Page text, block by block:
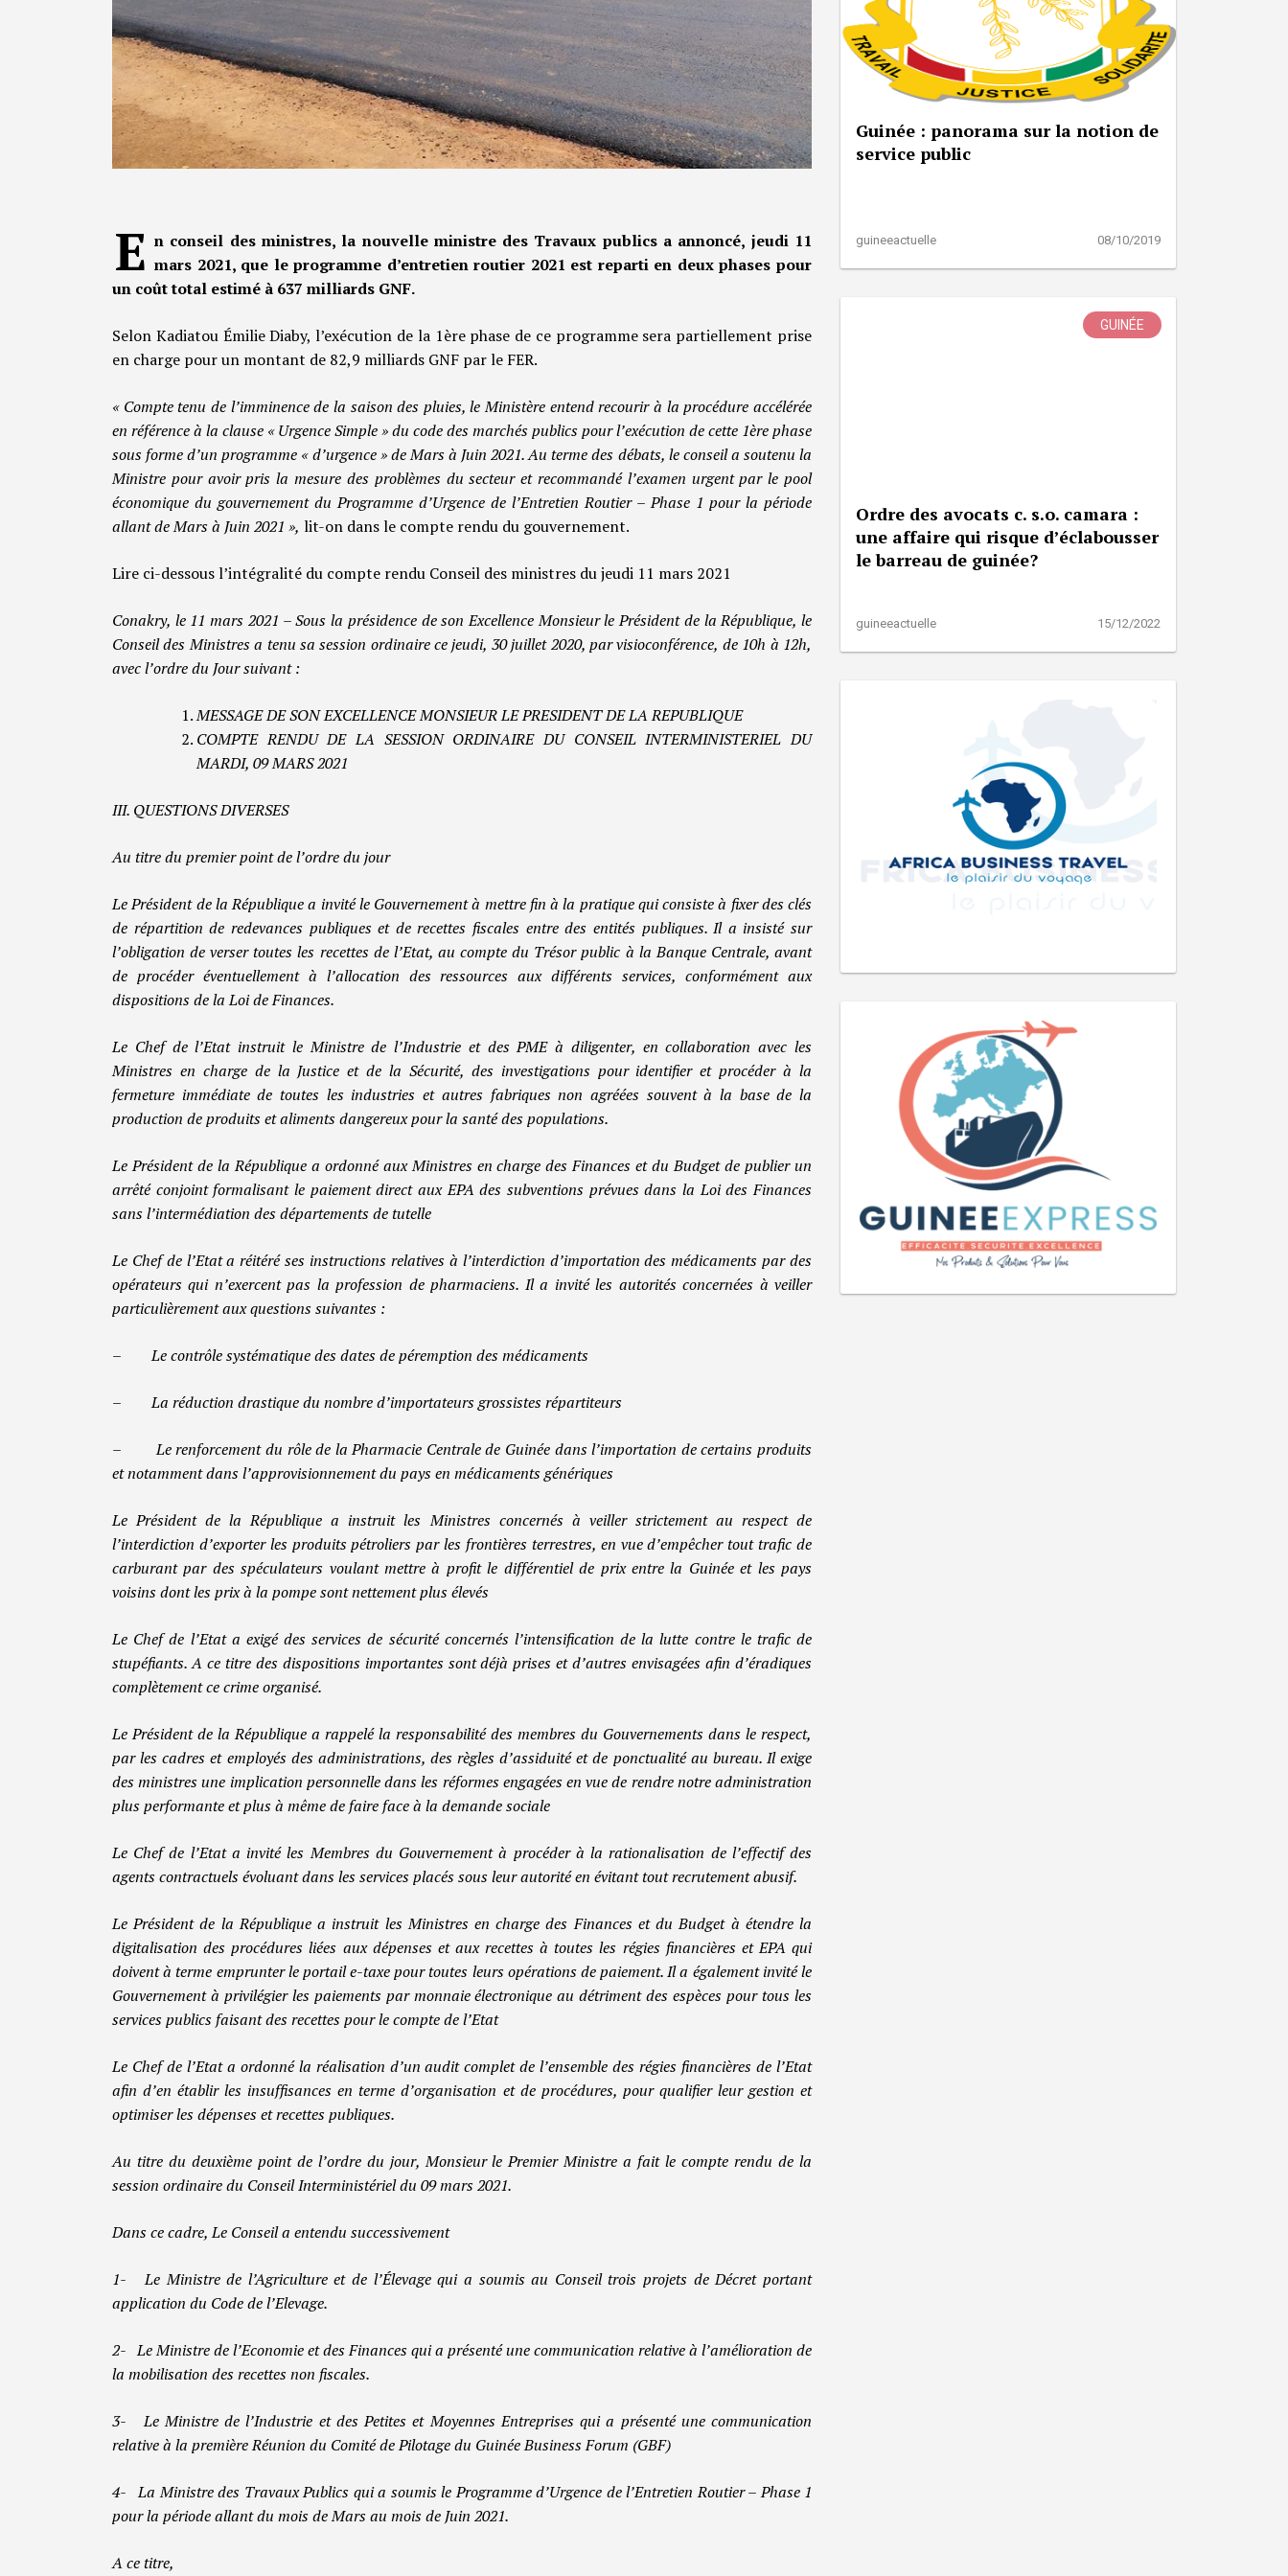
E n conseil des ministres, la nouvelle ministre des Travaux publics a annoncé, jeudi 11
mars 2021, que le programme d’entretien routier 2021 est reparti en deux phases pour
un coût total estimé à 637 milliards GNF.
Selon Kadiatou Émilie Diaby, l’exécution de la 1ère phase de ce programme sera partiellement prise
en charge pour un montant de 82,9 milliards GNF par le FER.
« Compte tenu de l’imminence de la saison des pluies, le Ministère entend recourir à la procédure accélérée
en référence à la clause « Urgence Simple » du code des marchés publics pour l’exécution de cette 1ère phase
sous forme d’un programme « d’urgence » de Mars à Juin 2021. Au terme des débats, le conseil a soutenu la
Ministre pour avoir pris la mesure des problèmes du secteur et recommandé l’examen urgent par le pool
économique du gouvernement du Programme d’Urgence de l’Entretien Routier – Phase 1 pour la période
allant de Mars à Juin 2021 », lit-on dans le compte rendu du gouvernement.
Lire ci-dessous l’intégralité du compte rendu Conseil des ministres du jeudi 11 mars 2021
Conakry, le 11 mars 2021 – Sous la présidence de son Excellence Monsieur le Président de la République, le
Conseil des Ministres a tenu sa session ordinaire ce jeudi, 30 juillet 2020, par visioconférence, de 10h à 12h,
avec l’ordre du Jour suivant :
MESSAGE DE SON EXCELLENCE MONSIEUR LE PRESIDENT DE LA REPUBLIQUE
COMPTE RENDU DE LA SESSION ORDINAIRE DU CONSEIL INTERMINISTERIEL DU
MARDI, 09 MARS 2021
III. QUESTIONS DIVERSES
Au titre du premier point de l’ordre du jour
Le Président de la République a invité le Gouvernement à mettre fin à la pratique qui consiste à fixer des clés
de répartition de redevances publiques et de recettes fiscales entre des entités publiques. Il a insisté sur
l’obligation de verser toutes les recettes de l’Etat, au compte du Trésor public à la Banque Centrale, avant
de procéder éventuellement à l’allocation des ressources aux différents services, conformément aux
dispositions de la Loi de Finances.
Le Chef de l’Etat instruit le Ministre de l’Industrie et des PME à diligenter, en collaboration avec les
Ministres en charge de la Justice et de la Sécurité, des investigations pour identifier et procéder à la
fermeture immédiate de toutes les industries et autres fabriques non agréées souvent à la base de la
production de produits et aliments dangereux pour la santé des populations.
Le Président de la République a ordonné aux Ministres en charge des Finances et du Budget de publier un
arrêté conjoint formalisant le paiement direct aux EPA des subventions prévues dans la Loi des Finances
sans l’intermédiation des départements de tutelle
Le Chef de l’Etat a réitéré ses instructions relatives à l’interdiction d’importation des médicaments par des
opérateurs qui n’exercent pas la profession de pharmaciens. Il a invité les autorités concernées à veiller
particulièrement aux questions suivantes :
– Le contrôle systématique des dates de péremption des médicaments
– La réduction drastique du nombre d’importateurs grossistes répartiteurs
– Le renforcement du rôle de la Pharmacie Centrale de Guinée dans l’importation de certains produits
et notamment dans l’approvisionnement du pays en médicaments génériques
Le Président de la République a instruit les Ministres concernés à veiller strictement au respect de
l’interdiction d’exporter les produits pétroliers par les frontières terrestres, en vue d’empêcher tout trafic de
carburant par des spéculateurs voulant mettre à profit le différentiel de prix entre la Guinée et les pays
voisins dont les prix à la pompe sont nettement plus élevés
Le Chef de l’Etat a exigé des services de sécurité concernés l’intensification de la lutte contre le trafic de
stupéfiants. A ce titre des dispositions importantes sont déjà prises et d’autres envisagées afin d’éradiques
complètement ce crime organisé.
Le Président de la République a rappelé la responsabilité des membres du Gouvernements dans le respect,
par les cadres et employés des administrations, des règles d’assiduité et de ponctualité au bureau. Il exige
des ministres une implication personnelle dans les réformes engagées en vue de rendre notre administration
plus performante et plus à même de faire face à la demande sociale
Le Chef de l’Etat a invité les Membres du Gouvernement à procéder à la rationalisation de l’effectif des
agents contractuels évoluant dans les services placés sous leur autorité en évitant tout recrutement abusif.
Le Président de la République a instruit les Ministres en charge des Finances et du Budget à étendre la
digitalisation des procédures liées aux dépenses et aux recettes à toutes les régies financières et EPA qui
doivent à terme emprunter le portail e-taxe pour toutes leurs opérations de paiement. Il a également invité le
Gouvernement à privilégier les paiements par monnaie électronique au détriment des espèces pour tous les
services publics faisant des recettes pour le compte de l’Etat
Le Chef de l’Etat a ordonné la réalisation d’un audit complet de l’ensemble des régies financières de l’Etat
afin d’en établir les insuffisances en terme d’organisation et de procédures, pour qualifier leur gestion et
optimiser les dépenses et recettes publiques.
Au titre du deuxième point de l’ordre du jour, Monsieur le Premier Ministre a fait le compte rendu de la
session ordinaire du Conseil Interministériel du 09 mars 2021.
Dans ce cadre, Le Conseil a entendu successivement
1- Le Ministre de l’Agriculture et de l’Élevage qui a soumis au Conseil trois projets de Décret portant
application du Code de l’Elevage.
2- Le Ministre de l’Economie et des Finances qui a présenté une communication relative à l’amélioration de
la mobilisation des recettes non fiscales.
3- Le Ministre de l’Industrie et des Petites et Moyennes Entreprises qui a présenté une communication
relative à la première Réunion du Comité de Pilotage du Guinée Business Forum (GBF)
4- La Ministre des Travaux Publics qui a soumis le Programme d’Urgence de l’Entretien Routier – Phase 1
pour la période allant du mois de Mars au mois de Juin 2021.
A ce titre,
Guinée : panorama sur la notion de
service public
guineeactuelle 08/10/2019
GUINÉE
Ordre des avocats c. s.o. camara :
une affaire qui risque d’éclabousser
le barreau de guinée?
guineeactuelle 15/12/2022